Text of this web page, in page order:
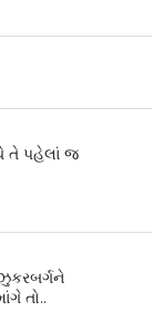
તે પહેલાં જ
તો..